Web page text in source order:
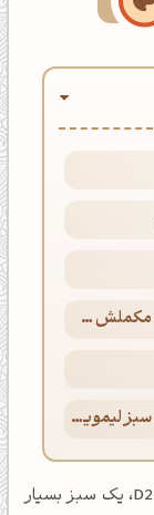
مقایسه رنگ سبز دودی پاستلی و رنگ مکملش صورتی بنفش
مقایسه رنگ سبز دودی پاستلی و رنگ سبز لیمویی پاستلی
با کد هگزادسیمال D2EBCD، یک سبز بسیار